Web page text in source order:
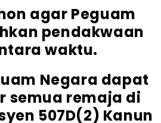
agar Peguam
pendakwaan
waktu.
Negara dapat
semua remaja di
507D(2) Kanun